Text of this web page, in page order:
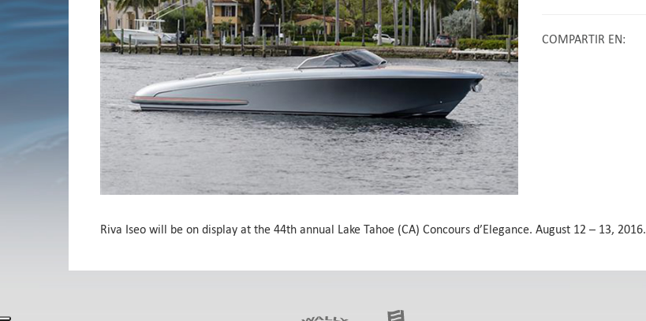
COMPARTIR EN:
Riva Iseo will be on display at the 44th annual Lake Tahoe (CA) Concours d’Elegance. August 12 – 13, 2016.